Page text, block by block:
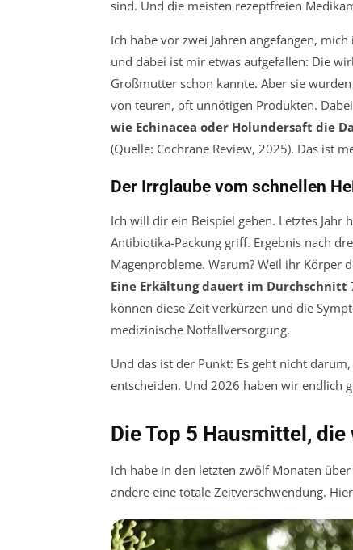
sind. Und die meisten rezeptfreien
Ich habe vor zwei Jahren angefangen,
und dabei ist mir etwas aufgefallen: Die
Großmutter schon kannte. Aber sie
von teuren, oft unnötigen Produkten.
wie Echinacea oder Holundersaft die
(Quelle: Cochrane Review, 2025). Das ist
Der Irrglaube vom schnellen
Ich will dir ein Beispiel geben. Letztes
Antibiotika-Packung griff. Ergebnis nach
Magenprobleme. Warum? Weil ihr Körper
Eine Erkältung dauert im Durchschnitt
können diese Zeit verkürzen und die
medizinische Notfallversorgung.
Und das ist der Punkt: Es geht nicht
entscheiden. Und 2026 haben wir endlich
Die Top 5 Hausmittel,
Ich habe in den letzten zwölf Monaten
andere eine totale Zeitverschwendung.